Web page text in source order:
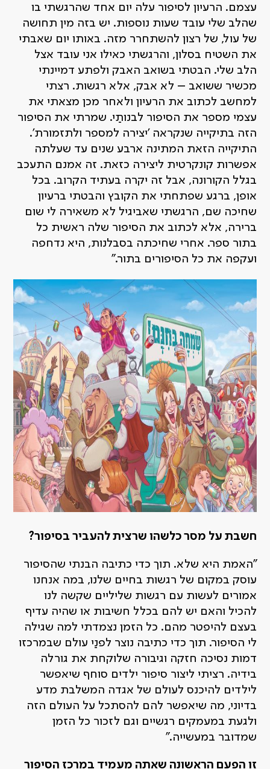
עצמם. הרעיון לסיפור עלה יום אחד שהרגשתי בו
שהלב שלי עובד שעות נוספות. יש בזה מין תחושה
של עול, של רצון להשתחרר מזה. באותו יום שאבתי
את השטיח בסלון, והרגשתי כאילו אני עובד אצל
הלב שלי. הבטתי בשואב האבק ולפתע דמיינתי
מכשיר ששואב – לא אבק, אלא רגשות. רצתי
למחשב לכתוב את הרעיון ולאחר מכן מצאתי את
עצמי מספר את הסיפור לבנותַי. שמרתי את הסיפור
הזה בתיקייה שנקראה 'יצירה למספר ולתזמורת'.
התיקייה הזאת המתינה ארבע שנים עד שעלתה
אפשרות קונקרטית ליצירה כזאת. זה אמנם התעכב
בגלל הקורונה, אבל זה יקרה בעתיד הקרוב. בכל
אופן, ברגע שפתחתי את הקובץ והבטתי ברעיון
שחיכה שם, הרגשתי שאביגיל לא משאירה לי שום
ברירה, אלא לכתוב את הסיפור שלה ראשית כל
בתור ספר. אחרי שחיכתה בסבלנות, היא נדחפה
ועקפה את כל הסיפורים בתור."
חשבת על מסר כלשהו שרצית להעביר בסיפור?
"האמת היא שלא. תוך כדי כתיבה הבנתי שהסיפור
עוסק במקום של רגשות בחיים שלנו, במה אנחנו
אמורים לעשות עם רגשות שליליים שקשה לנו
להכיל והאם יש להם בכלל חשיבות או שהיה עדיף
בעצם להיפטר מהם. כל הזמן נצמדתי למה שגילה
לי הסיפור. תוך כדי כתיבה נוצר לפנַי עולם שבמרכזו
דמות נסיכה חזקה וגיבורה שלוקחת את גורלה
בידיה. רציתי ליצור סיפור ילדים סוחף שיאפשר
לילדים להיכנס לעולם של אגדה המשלבת מדע
בדיוני, מה שיאפשר להם להסתכל על העולם הזה
ולגעת במעמקים רגשיים וגם לזכור כל הזמן
שמדובר במעשייה."
זו הפעם הראשונה שאתה מעמיד במרכז הסיפור